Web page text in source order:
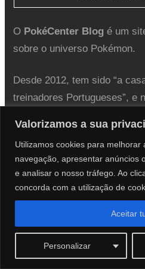
Valorizamos a sua
Utilizamos cookies para melhorar
navegação, apresentar anúncios
e analisar o nosso tráfego. Ao
concorda com a utilização de
Personalizar
Aceitar
O PokéCenter Blogé um
sobre o universo Pokémon.
Desde 2012, tem sido “a
treinadores Portugueses”, e
Em 2024, o Prof. Dinis Sobro
Mail Facebook Instagram